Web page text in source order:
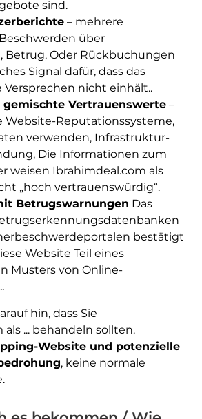
sind.
– mehrere
über
Betrug, Oder Rückbuchungen
Signal dafür, dass das
Versprechen nicht einhält..
gemischte Vertrauenswerte–
Website-Reputationssysteme,
verwenden, Infrastruktur-
Die Informationen zum
weisen Ibrahimdeal.com als
„hoch vertrauenswürdig“.
Betrugswarnungen Das
bestätigt
Website Teil eines
Musters von Online-
hin, dass Sie
... behandeln sollten.
Website und potenzielle
, keine normale